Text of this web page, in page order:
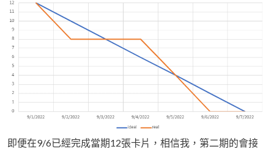
即便在9/6已經完成當期12張卡片，相信我，第二期的會接